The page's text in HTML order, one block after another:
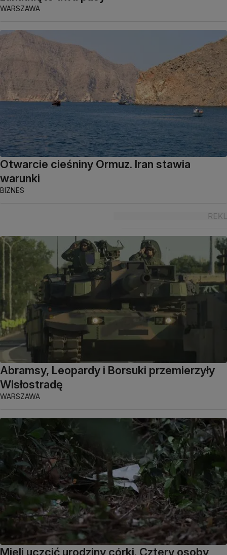
WARSZAWA
Otwarcie cieśniny Ormuz. Iran stawia
warunki
BIZNES
Abramsy, Leopardy i Borsuki przemierzyły
Wisłostradę
WARSZAWA
Mieli uczcić urodziny córki. Cztery osoby